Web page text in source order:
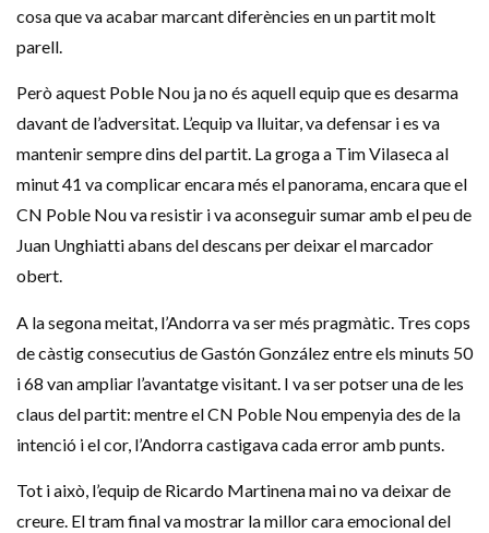
cosa que va acabar marcant diferències en un partit molt
parell.
Però aquest Poble Nou ja no és aquell equip que es desarma
davant de l’adversitat. L’equip va lluitar, va defensar i es va
mantenir sempre dins del partit. La groga a Tim Vilaseca al
minut 41 va complicar encara més el panorama, encara que el
CN Poble Nou va resistir i va aconseguir sumar amb el peu de
Juan Unghiatti abans del descans per deixar el marcador
obert.
A la segona meitat, l’Andorra va ser més pragmàtic. Tres cops
de càstig consecutius de Gastón González entre els minuts 50
i 68 van ampliar l’avantatge visitant. I va ser potser una de les
claus del partit: mentre el CN Poble Nou empenyia des de la
intenció i el cor, l’Andorra castigava cada error amb punts.
Tot i això, l’equip de Ricardo Martinena mai no va deixar de
creure. El tram final va mostrar la millor cara emocional del